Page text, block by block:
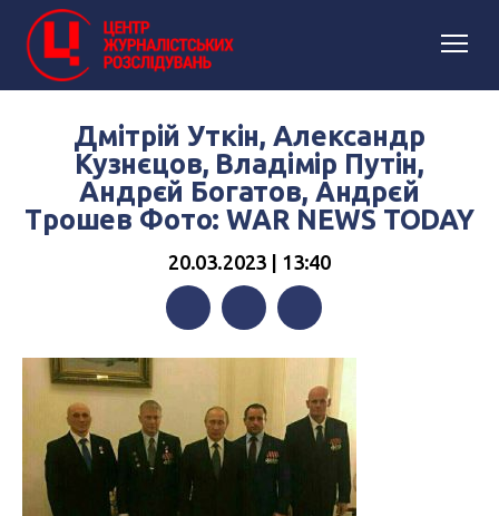
Дмітрій Уткін, Александр
Кузнєцов, Владімір Путін,
Андрєй Богатов, Андрєй
Трошев Фото: WAR NEWS TODAY
20.03.2023 | 13:40